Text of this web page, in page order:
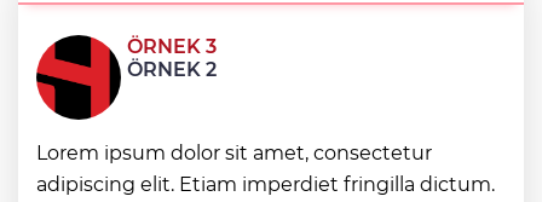
Ayvalık’ta üretici ve el emeği pazarı renk
katıyor
DAĞDER ve BUMEV'den eğitim için güç
birliği
ÖRNEK 3
ÖRNEK 2
Lorem ipsum dolor sit amet, consectetur
adipiscing elit. Etiam imperdiet fringilla dictum.